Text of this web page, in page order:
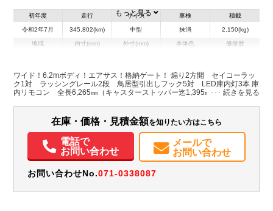
初年度
令和2年7月
走行
345,802(km)
サイズ
中型
車検
抹消
積載
2,150(kg)
地域 内寸(mm)
H:2,430
外寸(mm)
H:3,490
本体色 修復歴
もっと見る
ワイド！6.2mボディ！エアサス！格納ゲート！ 煽り2方開 セイコーラッ
ク1対 ラッシングレール2段 鳥居型引出しフック5対 LED庫内灯3本 庫
内リモコン 全長6,265㎜（キャスターストッパー迄1,395㎜）✕全幅2,445
在庫・価格・見積金額を知りたい方はこちら
電話で
お問い合わせ
メールで
お問い合わせ
お問い合わせNo.071-0338087